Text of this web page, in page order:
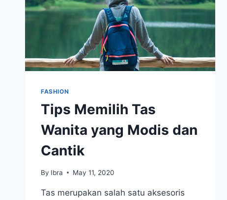
FASHION
Tips Memilih Tas
Wanita yang Modis dan
Cantik
By Ibra May 11, 2020
Tas merupakan salah satu aksesoris